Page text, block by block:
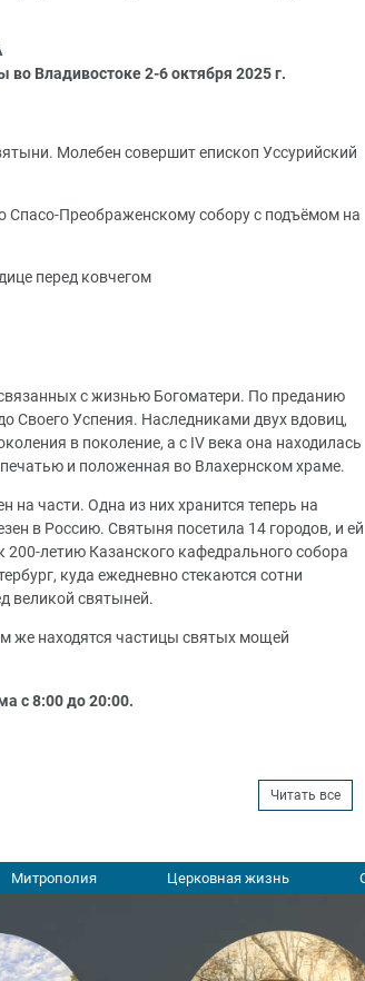
Владивостоке 2-6 октября 2025 г.
Молебен совершит епископ Уссурийский
Спасо-Преображенскому собору с подъёмом на
перед ковчегом
с жизнью Богоматери. По преданию
Своего Успения. Наследниками двух вдовиц,
в поколение, а с IV века она находилась
и положенная во Влахернском храме.
на части. Одна из них хранится теперь на
в Россию. Святыня посетила 14 городов, и ей
летию Казанского кафедрального собора
куда ежедневно стекаются сотни
великой святыней.
же находятся частицы святых мощей
с 8:00 до 20:00.
Читать все
Митрополия Церковная жизнь